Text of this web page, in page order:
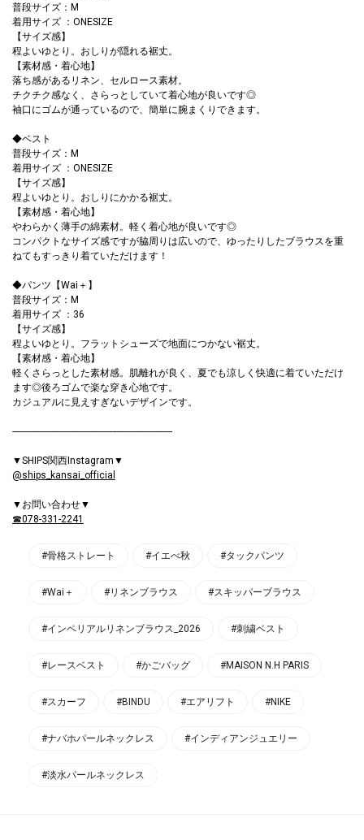
普段サイズ：M
着用サイズ ：ONESIZE
【サイズ感】
程よいゆとり。おしりが隠れる裾丈。
【素材感・着心地】
落ち感があるリネン、セルロース素材。
チクチク感なく、さらっとしていて着心地が良いです◎
袖口にゴムが通っているので、簡単に腕まくりできます。
◆ベスト
普段サイズ：M
着用サイズ ：ONESIZE
【サイズ感】
程よいゆとり。おしりにかかる裾丈。
【素材感・着心地】
わらかく薄手の綿素材。軽く着心地が良いです◎
コンパクトなサイズ感ですが脇周りは広いので、ゆったりしたブラウスを重
ねてもすっきり着ていただけます！
◆パンツ【Wai＋】
普段サイズ：M
着用サイズ ：36
【サイズ感】
程よいゆとり。フラットシューズで地面につかない裾丈。
【素材感・着心地】
軽くさらっとした素材感。肌離れが良く、夏でも涼しく快適に着ていただけ
ます◎後ろゴムで楽な穿き心地です。
カジュアルに見えすぎないデザインです。
------------------------------------------------------------------
▼SHIPS関西Instagram▼
@ships_kansai_official
▼お問い合わせ▼
☎078-331-2241
#骨格ストレート #イエべ秋 #タックパンツ
#Wai＋ #リネンブラウス #スキッパーブラウス
#インペリアルリネンブラウス_2026 #刺繍ベスト
#レースベスト #かごバッグ #MAISON N.H PARIS
#スカーフ #BINDU #エアリフト #NIKE
#ナバホパールネックレス #インディアンジュエリー
#淡水パールネックレス